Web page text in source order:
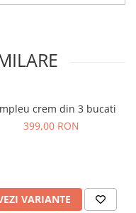
crem din 3 bucati
399,00 RON
VARIANTE